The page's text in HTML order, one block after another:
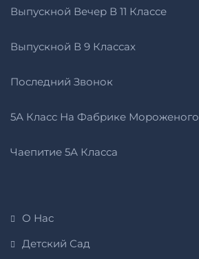
Выпускной Вечер В 11 Классе
Выпускной В 9 Классах
Последний Звонок
5А Класс На Фабрике Мороженого
Чаепитие 5А Класса
О Нас
Детский Сад